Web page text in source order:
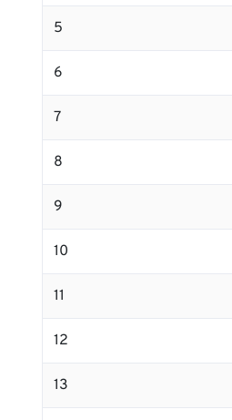
5
6
7
8
9
10
11
12
13